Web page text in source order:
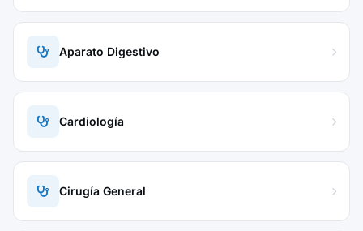
Aparato Digestivo
Cardiología
Cirugía General